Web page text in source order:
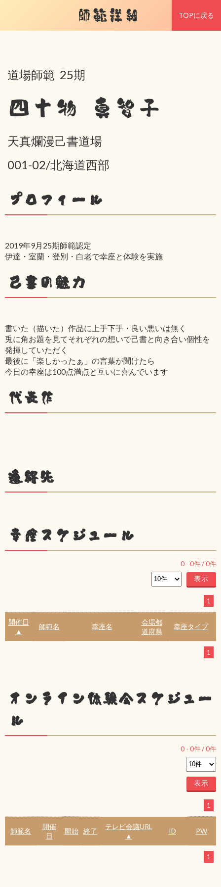
師範詳細 TOPに戻る
道場師範 25期
四十物 真智子
天真爛漫己書道場
001-02/北海道西部
プロフィール
2019年9月25期師範認定
伊達・室蘭・登別・白老で幸座と体験を実施
己書の魅力
書いた（描いた）作品に上手下手・良い悪いは無く
兎に角お題を見てそれぞれの想いで己書と向き合い個性を
発揮していただく
最後に「楽しかったぁ」の言葉が聞けたら
今日の幸座は100点満点と互いに喜んでいます
代表作
連絡先
幸座スケジュール
0 - 0件 /0件
1
開催日
▲
師範名 幸座名
会場都
道府県
幸座タイプ
1
オンライン体験会スケジュー
ル
0 - 0件 /0件
1
師範名
開催
日
開始 終了
テレビ会議URL
▲
ID PW
1